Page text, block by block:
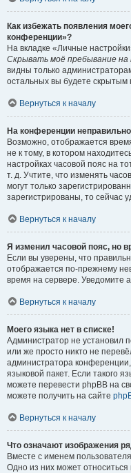
Как избежать появления
конференции»?
На вкладке «Личные
Скрывать моё пребывание на
видны только
остальных вы будете скрытым
Вернуться к началу
На конференции
Возможно, отображается
не к тому, в котором
настройках часовой пояс на
т. д. Учтите, что изменять
могут только
зарегистрированы, то сейчас
Вернуться к началу
Я изменил часовой пояс, но
Если вы уверены, что
отображается по-прежнему
время на сервере. Уведомите
Вернуться к началу
Моего языка нет в списке!
Администратор не установил
или же просто никто не
администратора
языковой пакет. Если такого
можете перевести phpBB на
можете получить на сайте
Вернуться к началу
Что означают изображения
Вместе с именем
Одно из них может